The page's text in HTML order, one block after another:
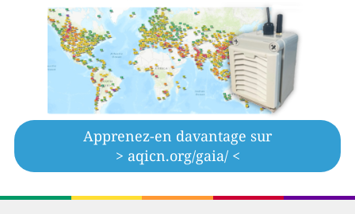
Apprenez-en davantage sur
> aqicn.org/gaia/ <